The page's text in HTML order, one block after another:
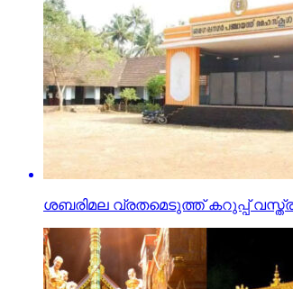
ശബരിമല വ്രതമെടുത്ത് കറുപ്പ്